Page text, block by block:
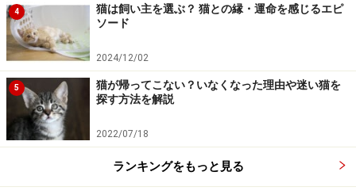
パッケージとそれぞれの成分配合は違うけれど、もしか
して原材料は同じ？ということ？
私たちは、今後購入しようと思うフードがきちんと自社
工場で製造されているかどうか、どうやって確認すれば
よいのでしょう？
実験室の動物に与える前にすべきことはな
かったのか？
4
猫は飼い主を選ぶ？ 猫との縁・運命を感じるエピ
ソード
2024/12/02
5
猫が帰ってこない？いなくなった理由や迷い猫を
探す方法を解説
2022/07/18
ランキングをもっと見る